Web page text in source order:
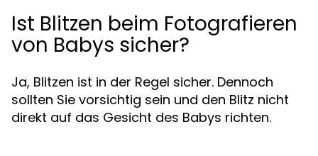
Ist Blitzen beim Fotografieren
von Babys sicher?
Ja, Blitzen ist in der Regel sicher. Dennoch
sollten Sie vorsichtig sein und den Blitz nicht
direkt auf das Gesicht des Babys richten.